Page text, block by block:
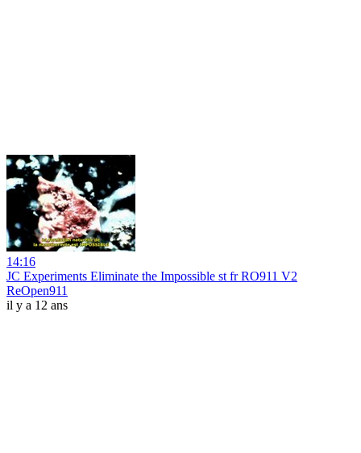
14:16
JC Experiments Eliminate the Impossible st fr RO911 V2
ReOpen911
il y a 12 ans